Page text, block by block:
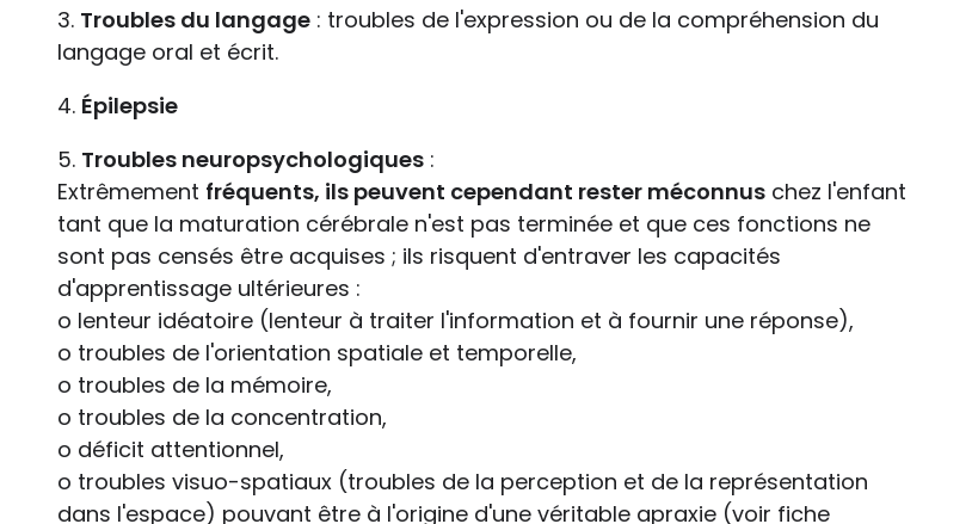
3. Troubles du langage : troubles de l'expression ou de la compréhension du
langage oral et écrit.
4. Épilepsie
5. Troubles neuropsychologiques :
Extrêmement fréquents, ils peuvent cependant rester méconnus chez l'enfant
tant que la maturation cérébrale n'est pas terminée et que ces fonctions ne
sont pas censés être acquises ; ils risquent d'entraver les capacités
d'apprentissage ultérieures :
o lenteur idéatoire (lenteur à traiter l'information et à fournir une réponse),
o troubles de l'orientation spatiale et temporelle,
o troubles de la mémoire,
o troubles de la concentration,
o déficit attentionnel,
o troubles visuo-spatiaux (troubles de la perception et de la représentation
dans l'espace) pouvant être à l'origine d'une véritable apraxie (voir fiche